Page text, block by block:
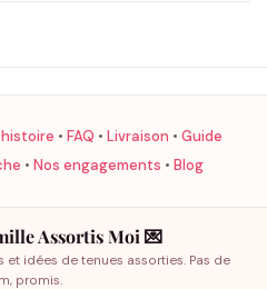
• FAQ • Livraison • Guide
• Nos engagements • Blog
Assortis Moi 💌
idées de tenues assorties. Pas de
promis.